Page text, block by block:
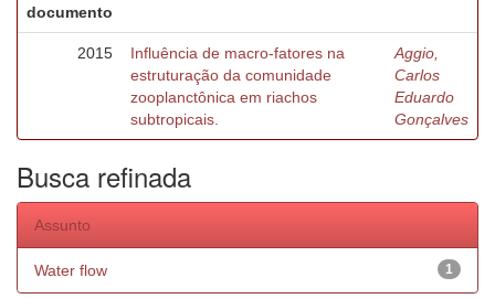
documento
2015
Influência de macro-fatores na
estruturação da comunidade
zooplanctônica em riachos
subtropicais.
Aggio,
Carlos
Eduardo
Gonçalves
Busca refinada
Assunto
1
Water flow